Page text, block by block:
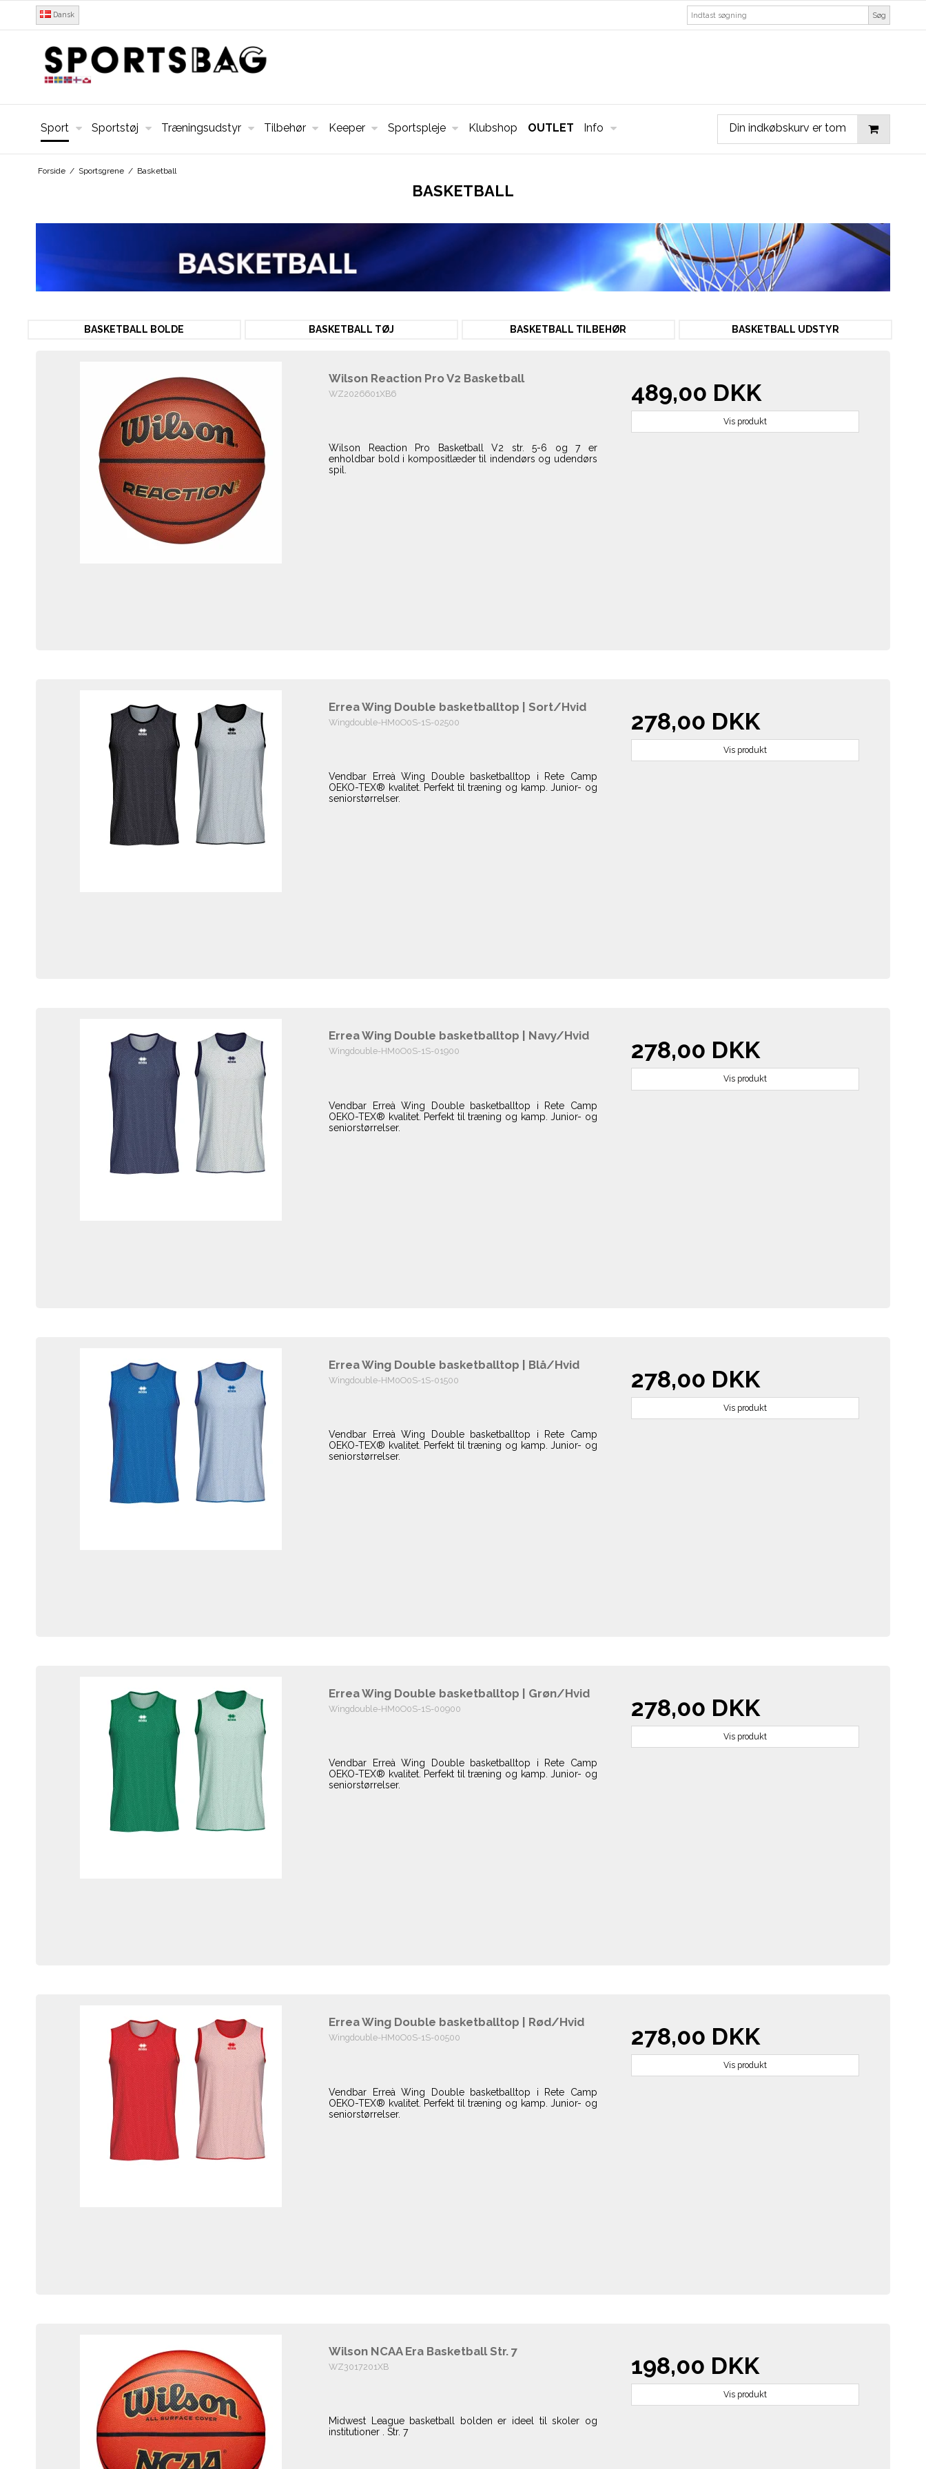
Dansk Søg
Sport Sportstøj Træningsudstyr Tilbehør Keeper Sportspleje Klubshop OUTLET Info Din indkøbskurv er tom
Forside / Sportsgrene / Basketball
BASKETBALL
BASKETBALL BOLDE BASKETBALL TØJ BASKETBALL TILBEHØR BASKETBALL UDSTYR
Wilson Reaction Pro V2 Basketball
WZ2026601XB6
Wilson Reaction Pro Basketball V2 str. 5-6 og 7 er
enholdbar bold i kompositlæder til indendørs og udendørs
spil.
489,00 DKK
Vis produkt
Errea Wing Double basketballtop | Sort/Hvid
Wingdouble-HM0O0S-1S-02500
Vendbar Erreà Wing Double basketballtop i Rete Camp
OEKO-TEX® kvalitet. Perfekt til træning og kamp. Junior- og
seniorstørrelser.
278,00 DKK
Vis produkt
Errea Wing Double basketballtop | Navy/Hvid
Wingdouble-HM0O0S-1S-01900
Vendbar Erreà Wing Double basketballtop i Rete Camp
OEKO-TEX® kvalitet. Perfekt til træning og kamp. Junior- og
seniorstørrelser.
278,00 DKK
Vis produkt
Errea Wing Double basketballtop | Blå/Hvid
Wingdouble-HM0O0S-1S-01500
Vendbar Erreà Wing Double basketballtop i Rete Camp
OEKO-TEX® kvalitet. Perfekt til træning og kamp. Junior- og
seniorstørrelser.
278,00 DKK
Vis produkt
Errea Wing Double basketballtop | Grøn/Hvid
Wingdouble-HM0O0S-1S-00900
Vendbar Erreà Wing Double basketballtop i Rete Camp
OEKO-TEX® kvalitet. Perfekt til træning og kamp. Junior- og
seniorstørrelser.
278,00 DKK
Vis produkt
Errea Wing Double basketballtop | Rød/Hvid
Wingdouble-HM0O0S-1S-00500
Vendbar Erreà Wing Double basketballtop i Rete Camp
OEKO-TEX® kvalitet. Perfekt til træning og kamp. Junior- og
seniorstørrelser.
278,00 DKK
Vis produkt
Wilson NCAA Era Basketball Str. 7
WZ3017201XB
Midwest League basketball bolden er ideel til skoler og
institutioner . Str. 7
198,00 DKK
Vis produkt